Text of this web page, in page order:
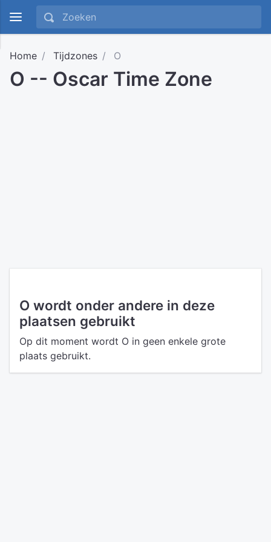
Home Tijdzones O
O -- Oscar Time Zone
O wordt onder andere in deze
plaatsen gebruikt
Op dit moment wordt O in geen enkele grote
plaats gebruikt.